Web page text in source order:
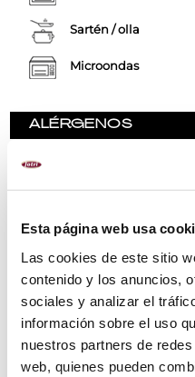
Esta página web usa
Las cookies de este sitio
contenido y los anuncios,
sociales y analizar el
información sobre el uso
nuestros partners de
web, quienes pueden
Sartén / olla
Microondas
ALÉRGENOS
Moluscos y productos a
RECOMENDACIONES
MÉTODO DE
VALORES